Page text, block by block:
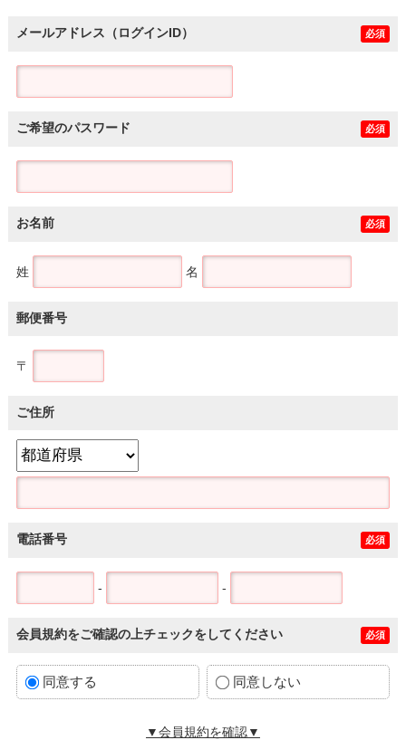
メールアドレス（ログインID） 必須
ご希望のパスワード 必須
お名前 必須
姓 名
郵便番号
〒
ご住所
電話番号 必須
- -
会員規約をご確認の上チェックをしてください 必須
同意する 同意しない
▼会員規約を確認▼